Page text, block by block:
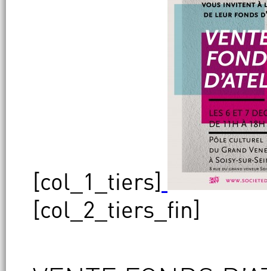
[col_1_tiers]
[col_2_tiers_fin]